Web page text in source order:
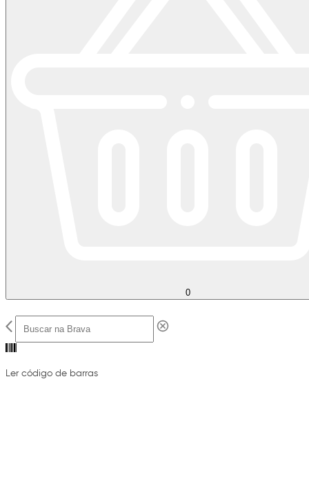
0
Ler código de barras